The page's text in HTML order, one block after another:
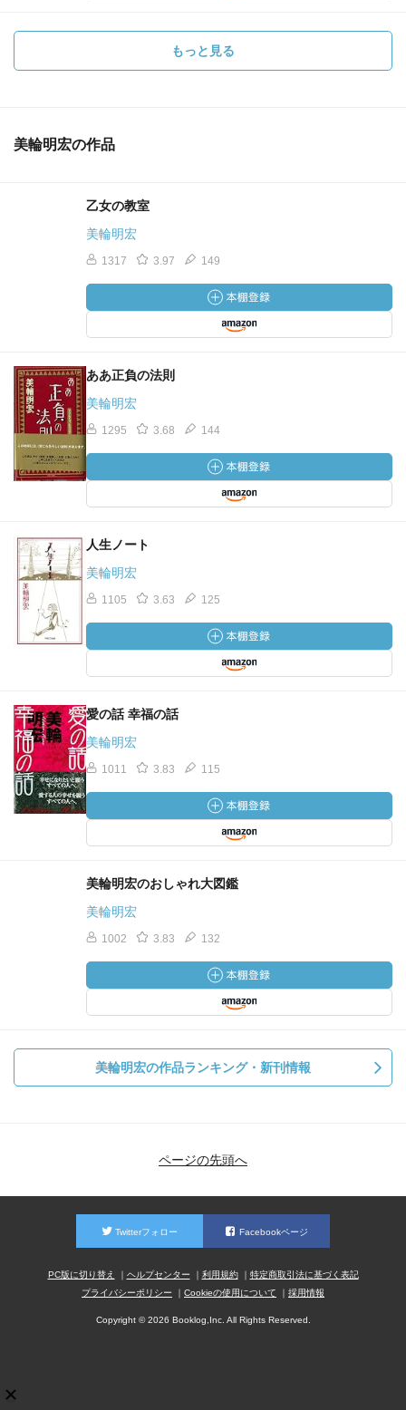
もっと見る
美輪明宏の作品
乙女の教室
美輪明宏
1317 3.97 149
ああ正負の法則
美輪明宏
1295 3.68 144
人生ノート
美輪明宏
1105 3.63 125
愛の話 幸福の話
美輪明宏
1011 3.83 115
美輪明宏のおしゃれ大図鑑
美輪明宏
1002 3.83 132
美輪明宏の作品ランキング・新刊情報
ページの先頭へ
Twitterフォロー Facebookページ
PC版に切り替え ヘルプセンター 利用規約
特定商取引法に基づく表記
プライバシーポリシー
Cookieの使用について 採用情報
Copyright © 2026 Booklog,Inc. All Rights Reserved.